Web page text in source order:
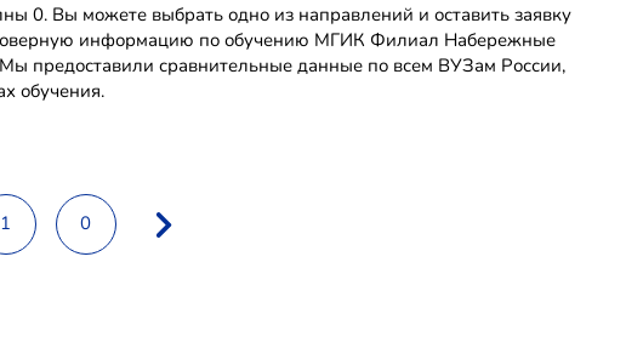
Вы можете выбрать одно из направлений и оставить заявку
информацию по обучению МГИК Филиал Набережные
предоставили сравнительные данные по всем ВУЗам России,
обучения.
1 0